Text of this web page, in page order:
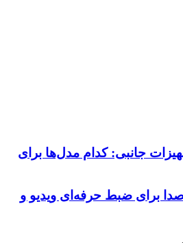
جانبی: کدام مدل‌ها برای
صدا برای ضبط حرفه‌ای ویدیو و